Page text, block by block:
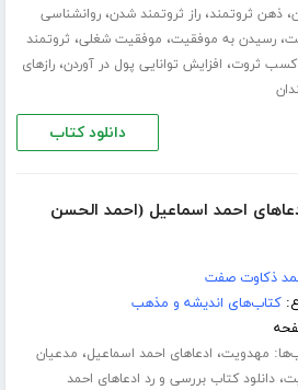
،ذهن ثروتمند،راز ثروتمند شدن،روانشناسی
،رسیدن به موفقیت، موفقیت شغلی، ثروتمند
کسب ثروت، افزایش توانایی پول در آوردن،رازهای
دانلود کتاب
احمد اسماعیل (احمد الحسن
ذکاوت صفت
کتاب‌های اندیشه و مذهب
مهدویت، ادعاهای احمد اسماعیل، مدعیان
،دانلود کتاب بررسی و رد ادعاهای احمد